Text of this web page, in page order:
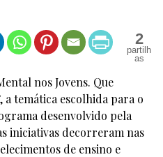
2
nos Jovens. Que
a temática escolhida para o
desenvolvido pela
iniciativas decorreram nas
de ensino e